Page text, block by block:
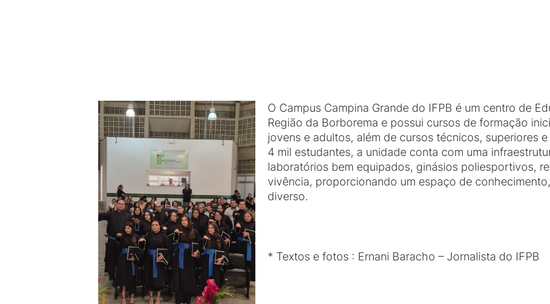
O Campus Campina Grande do IFPB é um centro de
Região da Borborema e possui cursos de formação
jovens e adultos, além de cursos técnicos, superiores
4 mil estudantes, a unidade conta com uma
laboratórios bem equipados, ginásios poliesportivos,
vivência, proporcionando um espaço de
diverso.
* Textos e fotos : Ernani Baracho – Jornalista do IFPB